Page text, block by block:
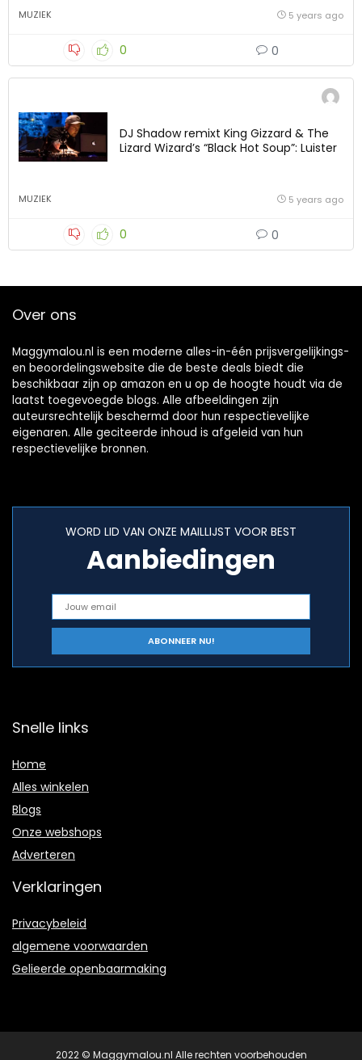
MUZIEK 5 years ago
0 0
DJ Shadow remixt King Gizzard & The
Lizard Wizard’s “Black Hot Soup”: Luister
MUZIEK 5 years ago
0 0
Over ons
Maggymalou.nl is een moderne alles-in-één prijsvergelijkings-
en beoordelingswebsite die de beste deals biedt die
beschikbaar zijn op amazon en u op de hoogte houdt via de
laatst toegevoegde blogs. Alle afbeeldingen zijn
auteursrechtelijk beschermd door hun respectievelijke
eigenaren. Alle geciteerde inhoud is afgeleid van hun
respectievelijke bronnen.
WORD LID VAN ONZE MAILLIJST VOOR BEST
Aanbiedingen
Snelle links
Home
Alles winkelen
Blogs
Onze webshops
Adverteren
Verklaringen
Privacybeleid
algemene voorwaarden
Gelieerde openbaarmaking
2022 © Maggymalou.nl Alle rechten voorbehouden